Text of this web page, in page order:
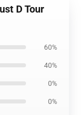
D Tour
60%
40%
0%
0%